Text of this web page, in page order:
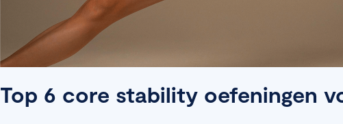
Top 6 core stability oefeningen